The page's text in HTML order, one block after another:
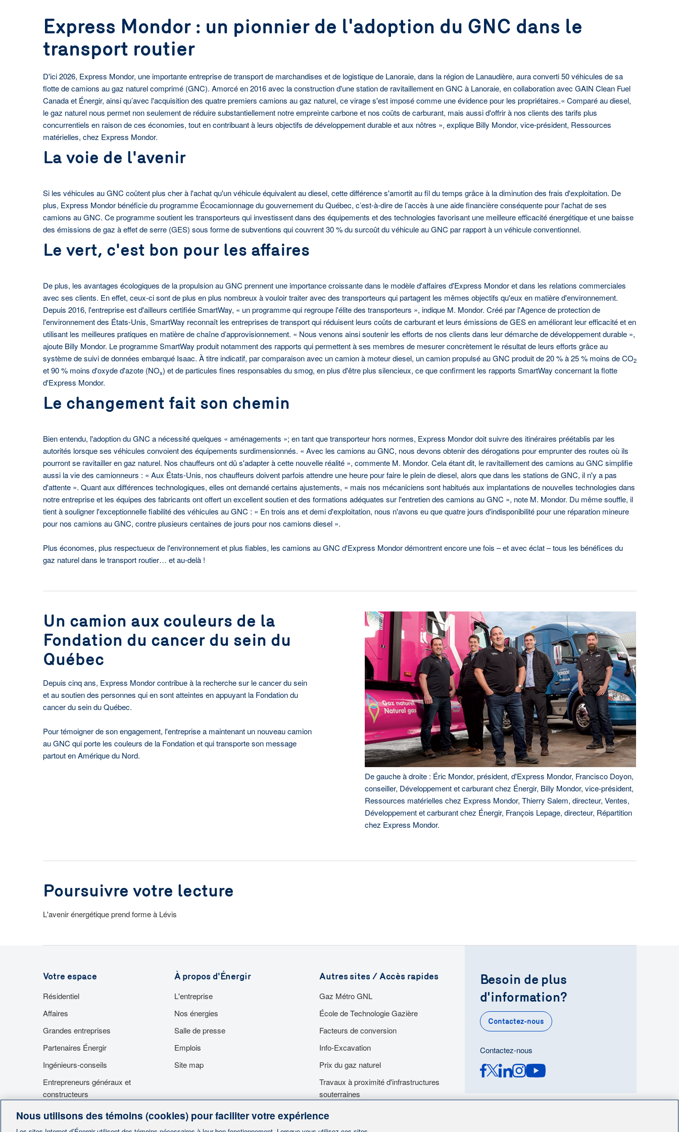
Express Mondor : un pionnier de l'adoption du GNC dans le
transport routier
D'ici 2026, Express Mondor, une importante entreprise de transport de marchandises et de logistique de Lanoraie, dans la région de Lanaudière, aura converti 50 véhicules de sa
flotte de camions au gaz naturel comprimé (GNC). Amorcé en 2016 avec la construction d'une station de ravitaillement en GNC à Lanoraie, en collaboration avec GAIN Clean Fuel
Canada et Énergir, ainsi qu’avec l'acquisition des quatre premiers camions au gaz naturel, ce virage s'est imposé comme une évidence pour les propriétaires.« Comparé au diesel,
le gaz naturel nous permet non seulement de réduire substantiellement notre empreinte carbone et nos coûts de carburant, mais aussi d'offrir à nos clients des tarifs plus
concurrentiels en raison de ces économies, tout en contribuant à leurs objectifs de développement durable et aux nôtres », explique Billy Mondor, vice-président, Ressources
matérielles, chez Express Mondor.
La voie de l'avenir
Si les véhicules au GNC coûtent plus cher à l'achat qu'un véhicule équivalent au diesel, cette différence s'amortit au fil du temps grâce à la diminution des frais d'exploitation. De
plus, Express Mondor bénéficie du programme Écocamionnage du gouvernement du Québec, c’est-à-dire de l’accès à une aide financière conséquente pour l'achat de ses
camions au GNC. Ce programme soutient les transporteurs qui investissent dans des équipements et des technologies favorisant une meilleure efficacité énergétique et une baisse
des émissions de gaz à effet de serre (GES) sous forme de subventions qui couvrent 30 % du surcoût du véhicule au GNC par rapport à un véhicule conventionnel.
Le vert, c'est bon pour les affaires
De plus, les avantages écologiques de la propulsion au GNC prennent une importance croissante dans le modèle d'affaires d'Express Mondor et dans les relations commerciales
avec ses clients. En effet, ceux-ci sont de plus en plus nombreux à vouloir traiter avec des transporteurs qui partagent les mêmes objectifs qu'eux en matière d'environnement.
Depuis 2016, l'entreprise est d'ailleurs certifiée SmartWay, « un programme qui regroupe l'élite des transporteurs », indique M. Mondor. Créé par l'Agence de protection de
l'environnement des États-Unis, SmartWay reconnaît les entreprises de transport qui réduisent leurs coûts de carburant et leurs émissions de GES en améliorant leur efficacité et en
utilisant les meilleures pratiques en matière de chaîne d’approvisionnement. « Nous venons ainsi soutenir les efforts de nos clients dans leur démarche de développement durable »,
ajoute Billy Mondor. Le programme SmartWay produit notamment des rapports qui permettent à ses membres de mesurer concrètement le résultat de leurs efforts grâce au
système de suivi de données embarqué Isaac. À titre indicatif, par comparaison avec un camion à moteur diesel, un camion propulsé au GNC produit de 20 % à 25 % moins de CO2
et 90 % moins d'oxyde d'azote (NOx) et de particules fines responsables du smog, en plus d'être plus silencieux, ce que confirment les rapports SmartWay concernant la flotte
d'Express Mondor.
Le changement fait son chemin
Bien entendu, l'adoption du GNC a nécessité quelques « aménagements »; en tant que transporteur hors normes, Express Mondor doit suivre des itinéraires préétablis par les
autorités lorsque ses véhicules convoient des équipements surdimensionnés. « Avec les camions au GNC, nous devons obtenir des dérogations pour emprunter des routes où ils
pourront se ravitailler en gaz naturel. Nos chauffeurs ont dû s'adapter à cette nouvelle réalité », commente M. Mondor. Cela étant dit, le ravitaillement des camions au GNC simplifie
aussi la vie des camionneurs : « Aux États-Unis, nos chauffeurs doivent parfois attendre une heure pour faire le plein de diesel, alors que dans les stations de GNC, il n'y a pas
d'attente ». Quant aux différences technologiques, elles ont demandé certains ajustements, « mais nos mécaniciens sont habitués aux implantations de nouvelles technologies dans
notre entreprise et les équipes des fabricants ont offert un excellent soutien et des formations adéquates sur l'entretien des camions au GNC », note M. Mondor. Du même souffle, il
tient à souligner l'exceptionnelle fiabilité des véhicules au GNC : « En trois ans et demi d'exploitation, nous n'avons eu que quatre jours d'indisponibilité pour une réparation mineure
pour nos camions au GNC, contre plusieurs centaines de jours pour nos camions diesel ».
Plus économes, plus respectueux de l'environnement et plus fiables, les camions au GNC d'Express Mondor démontrent encore une fois – et avec éclat – tous les bénéfices du
gaz naturel dans le transport routier… et au-delà !
Un camion aux couleurs de la
Fondation du cancer du sein du
Québec
Depuis cinq ans, Express Mondor contribue à la recherche sur le cancer du sein
et au soutien des personnes qui en sont atteintes en appuyant la Fondation du
cancer du sein du Québec.
Pour témoigner de son engagement, l'entreprise a maintenant un nouveau camion
au GNC qui porte les couleurs de la Fondation et qui transporte son message
partout en Amérique du Nord.
De gauche à droite : Éric Mondor, président, d'Express Mondor, Francisco Doyon,
conseiller, Développement et carburant chez Énergir, Billy Mondor, vice-président,
Ressources matérielles chez Express Mondor, Thierry Salem, directeur, Ventes,
Développement et carburant chez Énergir, François Lepage, directeur, Répartition
chez Express Mondor.
Poursuivre votre lecture
L'avenir énergétique prend forme à Lévis
Votre espace
Résidentiel
Affaires
Grandes entreprises
Partenaires Énergir
Ingénieurs-conseils
Entrepreneurs généraux et
constructeurs
Fournisseurs
Accès aux installations
À propos d'Énergir
L'entreprise
Nos énergies
Salle de presse
Emplois
Site map
Autres sites / Accès rapides
Gaz Métro GNL
École de Technologie Gazière
Facteurs de conversion
Info-Excavation
Prix du gaz naturel
Travaux à proximité d'infrastructures
souterraines
Services d'urgence
Besoin de plus
d'information?
Contactez-nous
Contactez-nous
Nous utilisons des témoins (cookies) pour faciliter votre expérience